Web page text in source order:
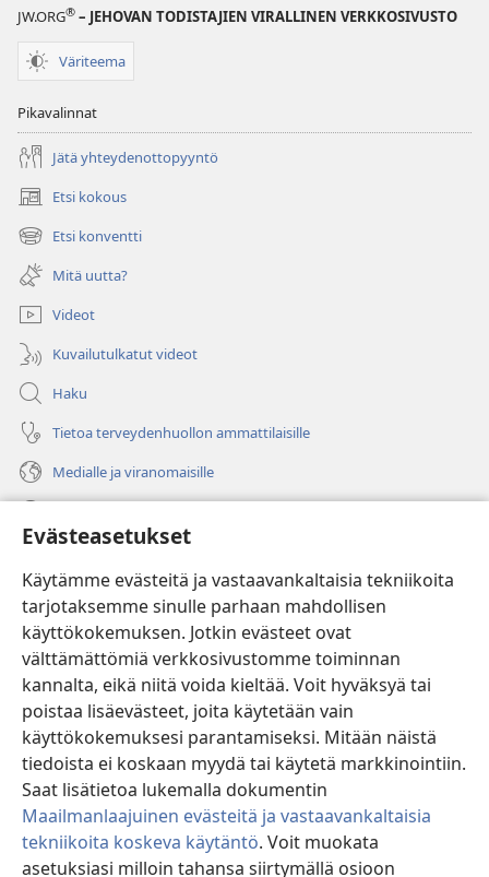
Evästeasetukset
Käytämme evästeitä ja vastaavankaltaisia tekniikoita
tarjotaksemme sinulle parhaan mahdollisen
käyttökokemuksen. Jotkin evästeet ovat
välttämättömiä verkkosivustomme toiminnan
kannalta, eikä niitä voida kieltää. Voit hyväksyä tai
poistaa lisäevästeet, joita käytetään vain
käyttökokemuksesi parantamiseksi. Mitään näistä
tiedoista ei koskaan myydä tai käytetä markkinointiin.
Saat lisätietoa lukemalla dokumentin
Maailmanlaajuinen evästeitä ja vastaavankaltaisia
tekniikoita koskeva käytäntö. Voit muokata
asetuksiasi milloin tahansa siirtymällä osioon
JW.ORG® – JEHOVAN TODISTAJIEN VIRALLINEN VERKKOSIVUSTO
Väriteema
Pikavalinnat
Jätä yhteydenottopyyntö
Etsi kokous
(avaa
uuden
ikkunan)
Etsi konventti
(avaa
uuden
ikkunan)
Mitä uutta?
Videot
Kuvailutulkatut videot
Haku
Tietoa terveydenhuollon ammattilaisille
Medialle ja viranomaisille
(avaa
uuden
ikkunan)Vartiotornin VERKKOKIRJASTO
(avaa
uuden
ikkunan)JW Hub ®
(avaa
uuden
ikkunan)
®
Watchtower Library